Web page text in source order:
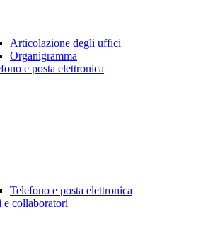
Articolazione degli uffici
Organigramma
e posta elettronica
Telefono e posta elettronica
e collaboratori